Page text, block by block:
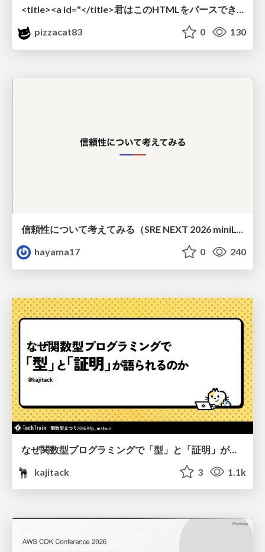
pizzacat83
0 130
信頼性について考えてみる（SRE NEXT 2026 miniLT）
hayama17
0 240
なぜ関数型プログラミングで「型」と「証明」が語られるのか #fp_matsuri
kajitack
3 1.1k